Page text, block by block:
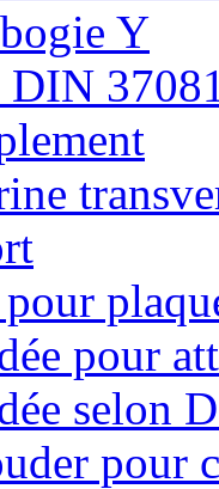
Y
DIN
pour
selon
pour